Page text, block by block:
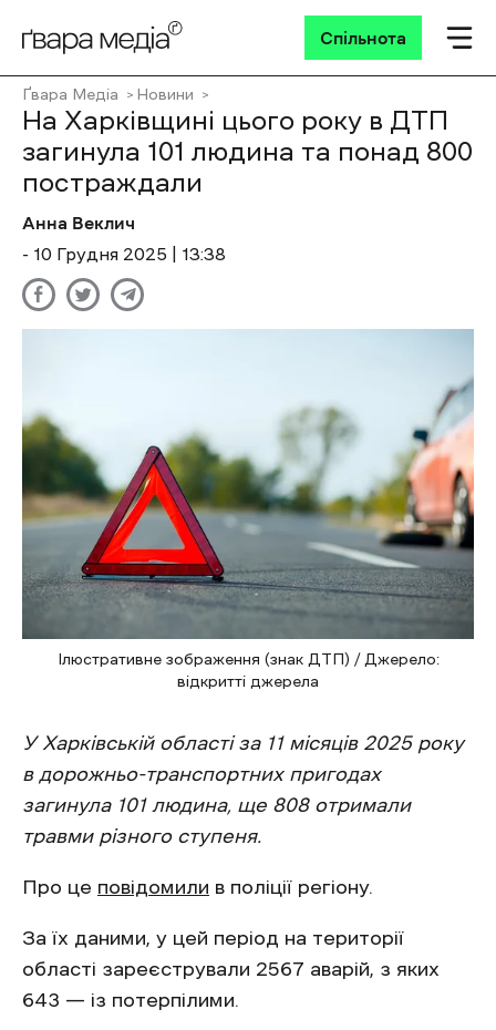
Спільнота
Ґвара Медіа Новини
На Харківщині цього року в ДТП
загинула 101 людина та понад 800
постраждали
Анна Веклич
- 10 Грудня 2025 | 13:38
Ілюстративне зображення (знак ДТП) / Джерело:
відкритті джерела
У Харківській області за 11 місяців 2025 року
в дорожньо-транспортних пригодах
загинула 101 людина, ще 808 отримали
травми різного ступеня.
Про це повідомили в поліції регіону.
За їх даними, у цей період на території
області зареєстрували 2567 аварій, з яких
643 — із потерпілими.